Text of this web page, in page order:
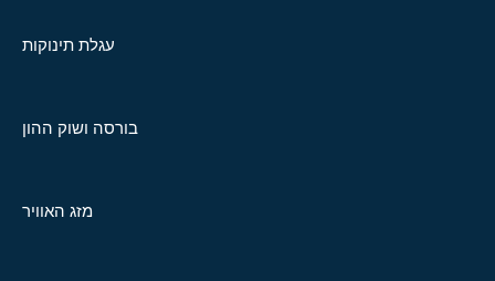
עגלת תינוקות
בורסה ושוק ההון
מזג האוויר